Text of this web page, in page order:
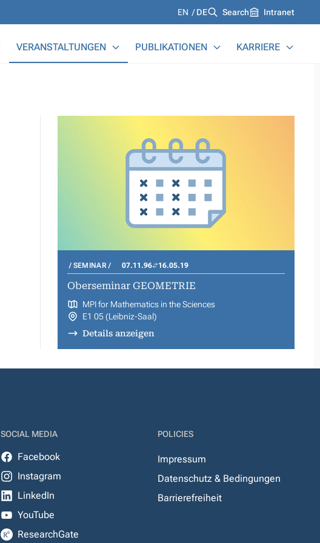
Languages
EN DE Search Intranet
VERANSTALTUNGEN PUBLIKATIONEN KARRIERE
SEMINAR 07.11.96 16.05.19
Oberseminar GEOMETRIE
MPI for Mathematics in the Sciences
E1 05 (Leibniz-Saal)
Details anzeigen
SOCIAL MEDIA
Facebook
Instagram
LinkedIn
YouTube
ResearchGate
POLICIES
Impressum
Datenschutz & Bedingungen
Barrierefreiheit